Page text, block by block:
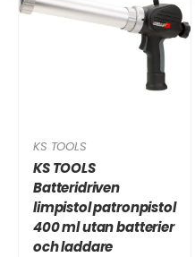
KS TOOLS
KS TOOLS
Batteridriven
limpistol patronpistol
400 ml utan batterier
och laddare